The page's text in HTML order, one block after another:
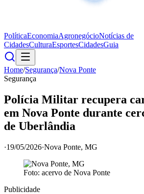
PolíticaEconomiaAgronegócioNotícias de
CidadesCulturaEsportesCidadesGuia
Home/Segurança/Nova Ponte
Segurança
Polícia Militar recupera
em Nova Ponte durante
de Uberlândia
·19/05/2026·Nova Ponte, MG
Foto: acervo de Nova Ponte
Publicidade